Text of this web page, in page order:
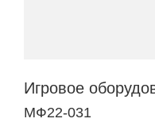
МФ22-031